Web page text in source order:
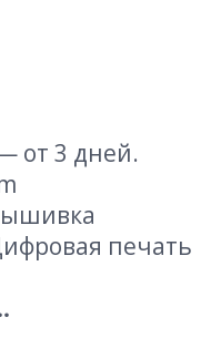
от 3 дней.
печать